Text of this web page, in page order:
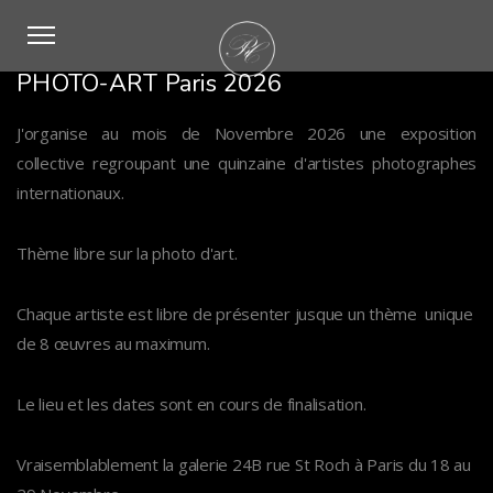
PHOTO-ART Paris 2026
J'organise au mois de Novembre 2026 une exposition
collective regroupant une quinzaine d'artistes photographes
internationaux.
Thème libre sur la photo d'art.
Chaque artiste est libre de présenter jusque un thème unique
de 8 œuvres au maximum.
Le lieu et les dates sont en cours de finalisation.
Vraisemblablement la galerie 24B rue St Roch à Paris du 18 au